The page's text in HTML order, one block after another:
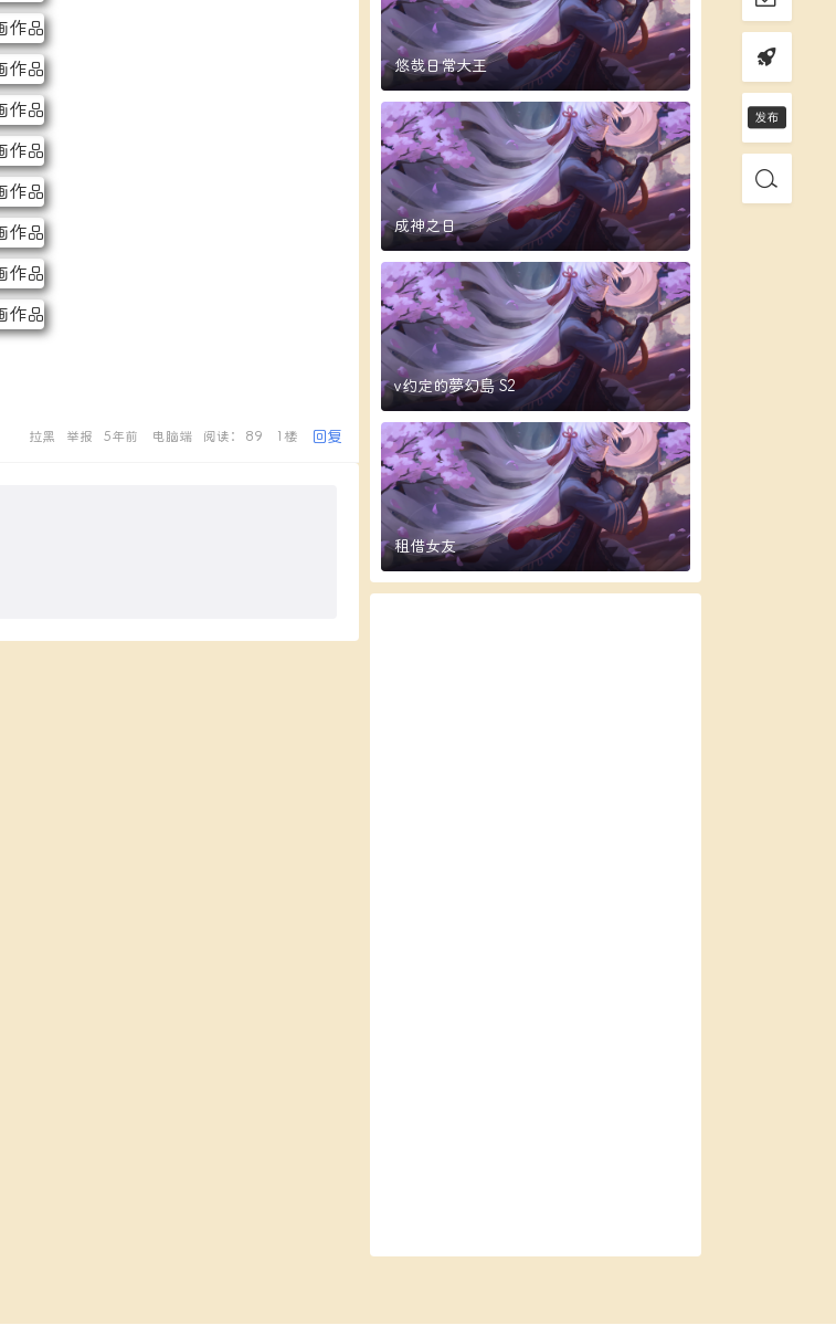
拉黑 举报 5年前 电脑端 阅读： 89 1楼 回复
悠哉日常大王
成神之日
v约定的夢幻島 S2
租借女友